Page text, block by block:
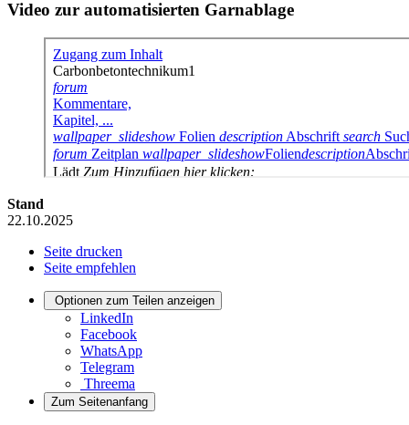
Video zur automatisierten Garnablage
Stand
22.10.2025
Seite drucken
Seite empfehlen
Optionen zum Teilen anzeigen
LinkedIn
Facebook
WhatsApp
Telegram
Threema
Zum Seitenanfang